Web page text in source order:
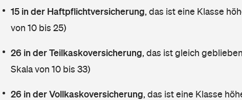
15 in der Haftpflichtversicherung, das ist eine Klasse
von 10 bis 25)
26 in der Teilkaskoversicherung, das ist gleich
Skala von 10 bis 33)
26 in der Vollkaskoversicherung, das ist eine Klasse